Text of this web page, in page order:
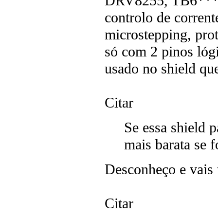
controlo de
microstepping,
só com 2 pinos
usado no shield
Citar
Se essa shield
mais barata se
Desconheço e
Citar